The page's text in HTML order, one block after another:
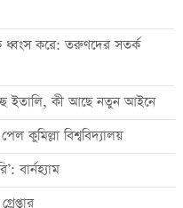
ধ্বংস করে: তরুণদের সতর্ক
ইতালি, কী আছে নতুন আইনে
কুমিল্লা বিশ্ববিদ্যালয়
বার্নহ্যাম